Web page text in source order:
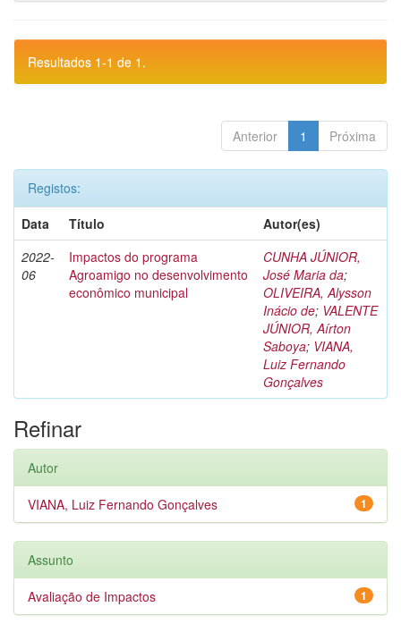
Resultados 1-1 de 1.
Anterior 1 Próxima
Registos:
Data
Título
Autor(es)
2022-
06
Impactos do programa
Agroamigo no desenvolvimento
econômico municipal
CUNHA JÚNIOR,
José Maria da;
OLIVEIRA, Alysson
Inácio de; VALENTE
JÚNIOR, Aírton
Saboya; VIANA,
Luiz Fernando
Gonçalves
Refinar
Autor
1
VIANA, Luiz Fernando Gonçalves
Assunto
1
Avaliação de Impactos